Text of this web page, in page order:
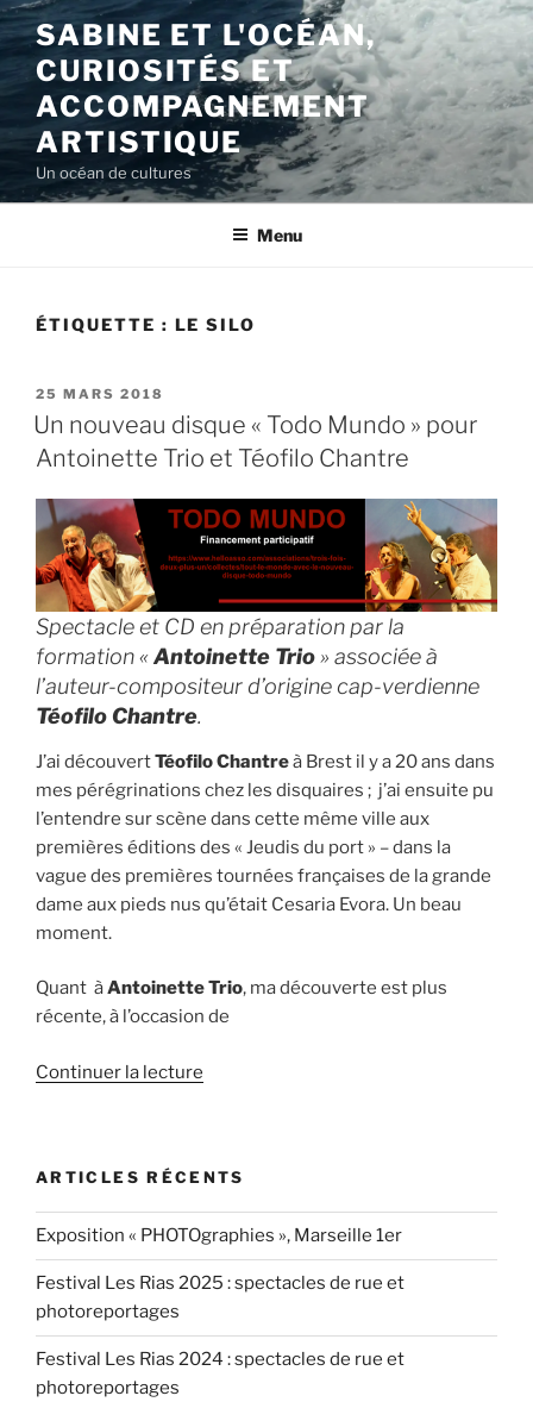
Aller
au
contenu
principal
SABINE ET L'OCÉAN,
CURIOSITÉS ET
ACCOMPAGNEMENT
ARTISTIQUE
Un océan de cultures
Menu
ÉTIQUETTE : LE SILO
PUBLIÉ
LE
25 MARS 2018
Un nouveau disque « Todo Mundo » pour
Antoinette Trio et Téofilo Chantre
Spectacle et CD en préparation par la
formation «Antoinette Trio» associée à
l’auteur-compositeur d’origine cap-verdienne
Téofilo Chantre.
J’ai découvertTéofilo Chantreà Brest il y a 20 ans dans
mes pérégrinations chez les disquaires ; j’ai ensuite pu
l’entendre sur scène dans cette même ville aux
premières éditions des « Jeudis du port » – dans la
vague des premières tournées françaises de la grande
dame aux pieds nus qu’était Cesaria Evora. Un beau
moment.
Quant àAntoinette Trio, ma découverte est plus
récente, à l’occasion de
Continuer la lecture
« Todo
Mundo »
pour
Antoinette
Téofilo
ARTICLES RÉCENTS
Exposition « PHOTOgraphies », Marseille 1er
Festival Les Rias 2025 : spectacles de rue et
photoreportages
Festival Les Rias 2024 : spectacles de rue et
photoreportages